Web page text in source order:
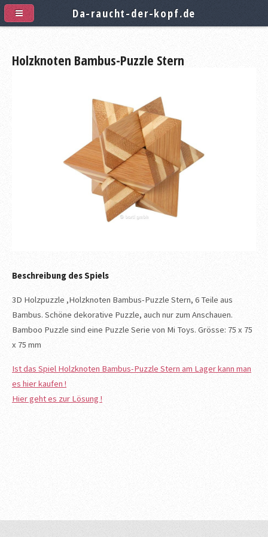
Holzknoten Bambus-Puzzle Stern
Beschreibung des Spiels
3D Holzpuzzle ,Holzknoten Bambus-Puzzle Stern, 6 Teile aus
Bambus. Schöne dekorative Puzzle, auch nur zum Anschauen.
Bamboo Puzzle sind eine Puzzle Serie von Mi Toys. Grösse: 75 x 75
x 75 mm
Ist das Spiel Holzknoten Bambus-Puzzle Stern am Lager kann man
es hier kaufen !
Hier geht es zur Lösung !
Da-raucht-der-kopf.de